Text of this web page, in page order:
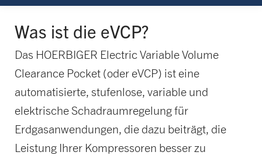
Was ist die eVCP?
Das HOERBIGER Electric Variable Volume
Clearance Pocket (oder eVCP) ist eine
automatisierte, stufenlose, variable und
elektrische Schadraumregelung für
Erdgasanwendungen, die dazu beiträgt, die
Leistung Ihrer Kompressoren besser zu